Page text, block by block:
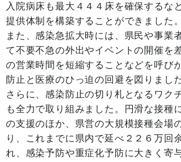
入院病床も最大４４４床を確保するな
提供体制を構築することができました。
また、感染急拡大時には、県民や事業
て不要不急の外出やイベントの開催を
の営業時間を短縮することなどを呼び
防止と医療のひっ迫の回避を図りました
さらに、感染防止の切り札となるワク
も全力で取り組みました。円滑な接種
の支援のほか、県営の大規模接種会場
り、これまでに県内で延べ２２６万回
れ、感染予防や重症化予防に大きく寄